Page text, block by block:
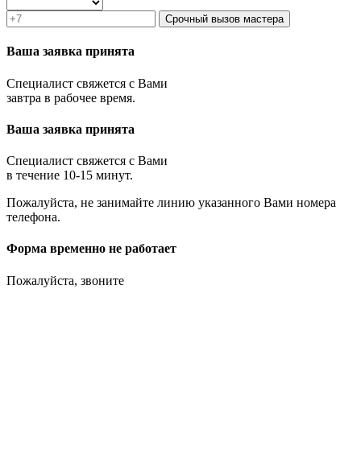
Срочный вызов мастера
Ваша заявка принята
Специалист свяжется с Вами
завтра в рабочее время.
Ваша заявка принята
Специалист свяжется с Вами
в течение 10-15 минут.
Пожалуйста, не занимайте линию указанного Вами номера
телефона.
Форма временно не работает
Пожалуйста, звоните